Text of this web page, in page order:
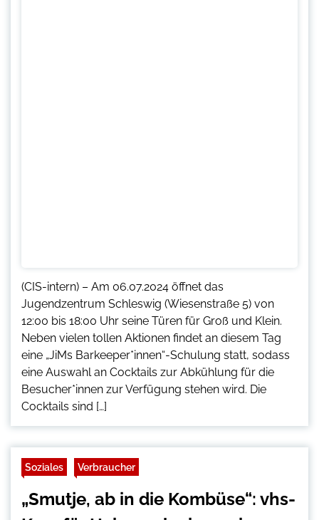
(CIS-intern) – Am 06.07.2024 öffnet das
Jugendzentrum Schleswig (Wiesenstraße 5) von
12:00 bis 18:00 Uhr seine Türen für Groß und Klein.
Neben vielen tollen Aktionen findet an diesem Tag
eine „JiMs Barkeeper*innen“-Schulung statt, sodass
eine Auswahl an Cocktails zur Abkühlung für die
Besucher*innen zur Verfügung stehen wird. Die
Cocktails sind […]
Soziales Verbraucher
„Smutje, ab in die Kombüse“: vhs-